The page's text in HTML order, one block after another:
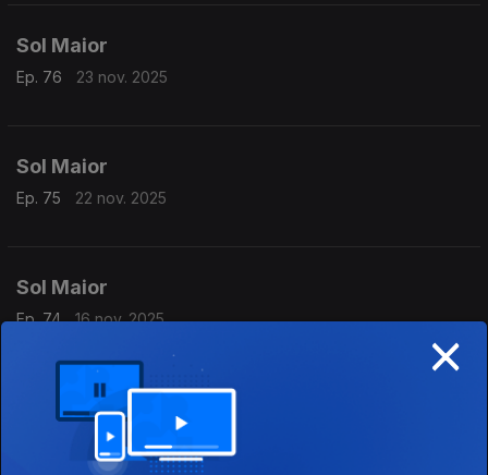
Sol Maior
Ep. 76 23 nov. 2025
Sol Maior
Ep. 75 22 nov. 2025
Sol Maior
Ep. 74 16 nov. 2025
Sol Maior
15 nov. 2025
×